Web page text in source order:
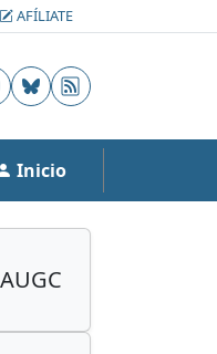
AFÍLIATE
Bluesky
RSS
Inicio